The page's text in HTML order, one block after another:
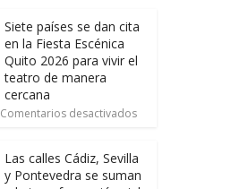
Siete países se dan cita
en la Fiesta Escénica
Quito 2026 para vivir el
teatro de manera
cercana
Comentarios desactivados
Las calles Cádiz, Sevilla
y Pontevedra se suman